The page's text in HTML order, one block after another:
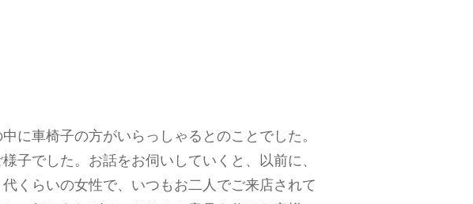
に車椅子の方がいらっしゃるとのことでした。
子でした。お話をお伺いしていくと、以前に、
くらいの女性で、いつもお二人でご来店されて